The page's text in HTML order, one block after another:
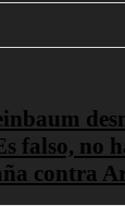
falso, no
contra